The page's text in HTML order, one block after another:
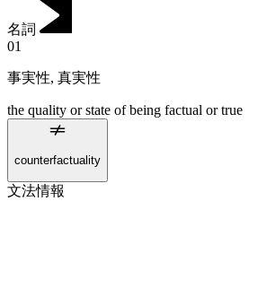
名詞
01
事実性, 真実性
the quality or state of being factual or true
counterfactuality
文法情報